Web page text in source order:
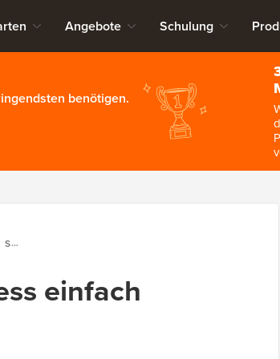
Angebote Schulung
benötigen.
SCHRIFTGRÖSSE IN WORDPRESS EINFACH ÄNDERN
einfach